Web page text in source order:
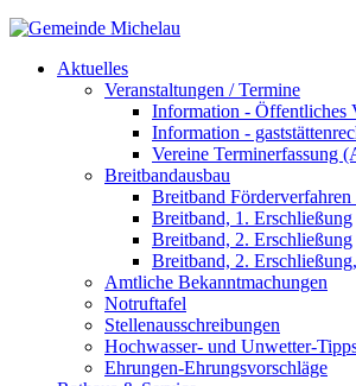
Aktuelles
Veranstaltungen / Termine
Information - Öffentliches
Information -
Vereine Terminerfassung
Breitbandausbau
Breitband
Breitband, 1. Erschließung
Breitband, 2. Erschließung
Breitband, 2.
Amtliche Bekanntmachungen
Notruftafel
Stellenausschreibungen
Hochwasser- und Unwetter-
Ehrungen-Ehrungsvorschläge